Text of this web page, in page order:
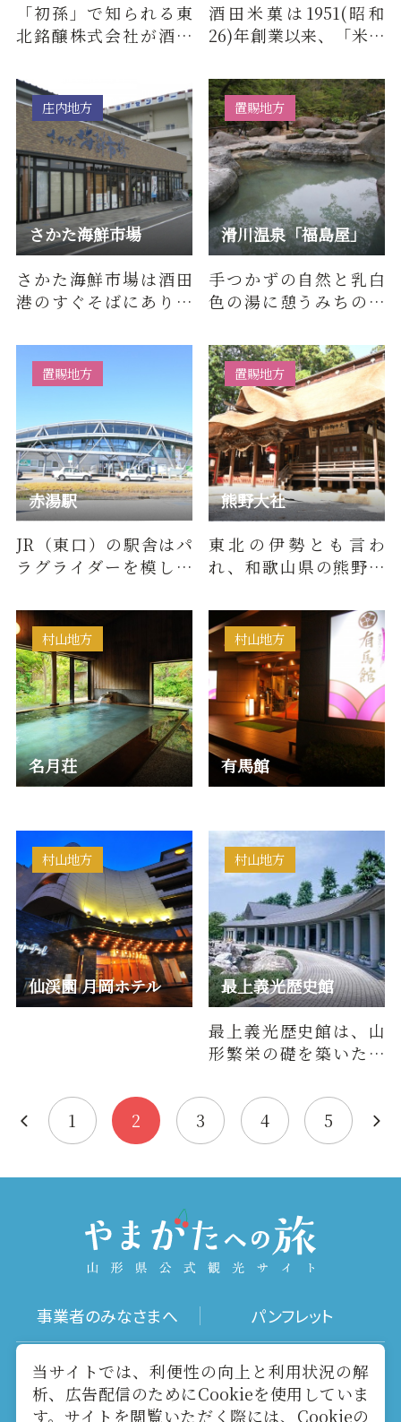
「初孫」で知られる東
北銘醸株式会社が酒造
ている資料館です。酒田
市郊外…
酒田米菓は1951(昭和
26)年創業以来、「米と
大切に精米からせんべ
いの生地…
さかた海鮮市場
庄内地方
さかた海鮮市場は酒田
港のすぐそばにあり、
ばかりの新鮮で美味し
い魚を取…
滑川温泉「福島屋」
置賜地方
手つかずの自然と乳白
色の湯に憩うみちのく
赤湯駅
置賜地方
JR（東口）の駅舎はパ
ラグライダーを模して
賞も受賞しています。山
形鉄道…
熊野大社
置賜地方
東北の伊勢とも言わ
れ、和歌山県の熊野三
神社とともに日本三熊
野の一つに…
名月荘
村山地方
有馬館
村山地方
仙渓園 月岡ホテル
村山地方
最上義光歴史館
村山地方
最上義光歴史館は、山
形繁栄の礎を築いた出
家歴代、山形城の他、
地元山形…
1 2 3 4 5
事業者のみなさまへ パンフレット
写真ダウンロード 動画ギャラリー
当サイトでは、利便性の向上と利用状況の解
析、広告配信のためにCookieを使用していま
す。サイトを閲覧いただく際には、Cookieの